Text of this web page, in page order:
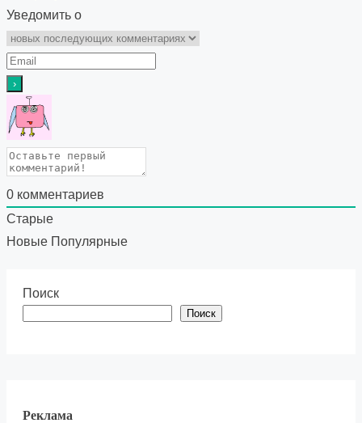
Уведомить о
0 комментариев
Старые
Новые Популярные
Поиск
Поиск
Реклама